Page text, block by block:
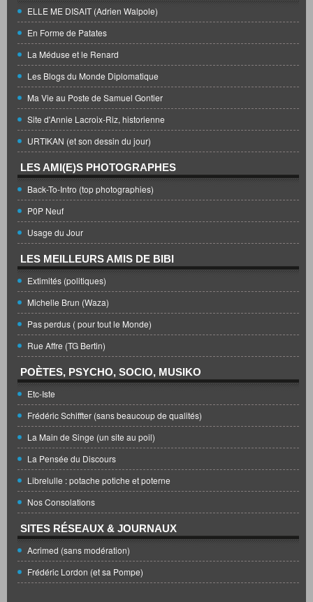
ELLE ME DISAIT (Adrien Walpole)
En Forme de Patates
La Méduse et le Renard
Les Blogs du Monde Diplomatique
Ma Vie au Poste de Samuel Gontier
Site d'Annie Lacroix-Riz, historienne
URTIKAN (et son dessin du jour)
LES AMI(E)S PHOTOGRAPHES
Back-To-Intro (top photographies)
P0P Neuf
Usage du Jour
LES MEILLEURS AMIS DE BIBI
Extimités (politiques)
Michelle Brun (Waza)
Pas perdus ( pour tout le Monde)
Rue Affre (TG Bertin)
POÈTES, PSYCHO, SOCIO, MUSIKO
Etc-Iste
Frédéric Schiffter (sans beaucoup de qualités)
La Main de Singe (un site au poil)
La Pensée du Discours
Librelulle : potache potiche et poterne
Nos Consolations
SITES RÉSEAUX & JOURNAUX
Acrimed (sans modération)
Frédéric Lordon (et sa Pompe)